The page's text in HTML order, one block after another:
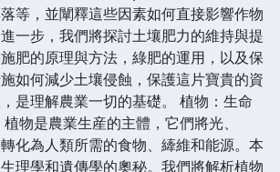
等，並闡釋這些因素如何直接影響作物
一步，我們將探討土壤肥力的維持與提
肥的原理與方法，綠肥的運用，以及保
如何減少土壤侵蝕，保護這片寶貴的資
是理解農業一切的基礎。 植物：生命
物是農業生産的主體，它們將光、
化為人類所需的食物、縴維和能源。本
理學和遺傳學的奧秘。我們將解析植物